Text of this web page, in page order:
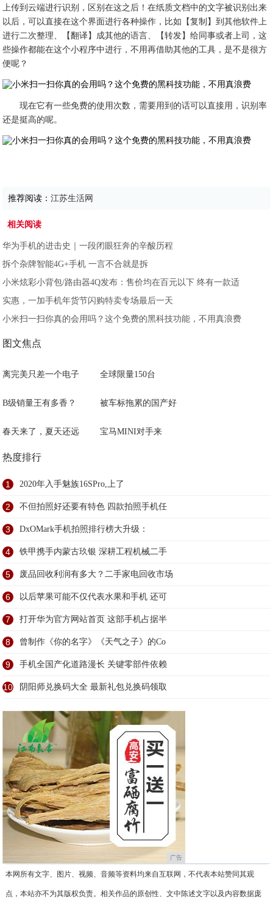
上传到云端进行识别，区别在这之后！在纸质文档中的文字被识别出来
以后，可以直接在这个界面进行各种操作，比如【复制】到其他软件上
进行二次整理、【翻译】成其他的语言、【转发】给同事或者上司，这
些操作都能在这个小程序中进行，不用再借助其他的工具，是不是很方
便呢？
现在它有一些免费的使用次数，需要用到的话可以直接用，识别率
还是挺高的呢。
推荐阅读：江苏生活网
相关阅读
华为手机的进击史｜一段闭眼狂奔的辛酸历程
拆个杂牌智能4G+手机 一言不合就是拆
小米炫彩小背包/路由器4Q发布：售价均在百元以下 终有一款适
实惠，一加手机年货节闪购特卖专场最后一天
小米扫一扫你真的会用吗？这个免费的黑科技功能，不用真浪费
图文焦点
离完美只差一个电子 全球限量150台
B级销量王有多香？ 被车标拖累的国产好
春天来了，夏天还远 宝马MINI对手来
热度排行
1 2020年入手魅族16SPro,上了
2 不但拍照好还要有特色 四款拍照手机任
3 DxOMark手机拍照排行榜大升级：
4 铁甲携手内蒙古玖银 深耕工程机械二手
5 废品回收利润有多大？二手家电回收市场
6 以后苹果可能不仅代表水果和手机 还可
7 打开华为官方网站首页 这部手机占据半
8 曾制作《你的名字》《天气之子》的Co
9 手机全国产化道路漫长 关键零部件依赖
10 阴阳师兑换码大全 最新礼包兑换码领取
广告
本网所有文字、图片、视频、音频等资料均来自互联网，不代表本站赞同其观
点，本站亦不为其版权负责。相关作品的原创性、文中陈述文字以及内容数据庞